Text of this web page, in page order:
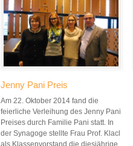
Jenny Pani Preis
Am 22. Oktober 2014 fand die
feierliche Verleihung des Jenny Pani
Preises durch Familie Pani statt. In
der Synagoge stellte Frau Prof. Klacl
als Klassenvorstand die diesjährige